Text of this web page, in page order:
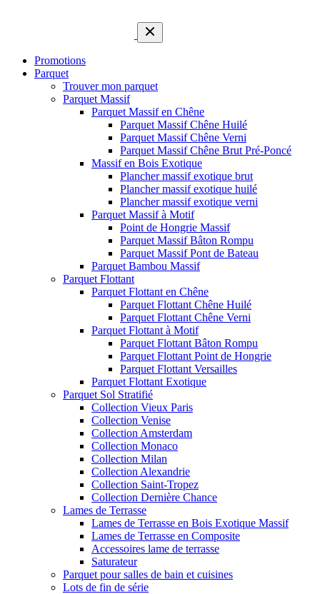
Promotions
Parquet
Trouver mon parquet
Parquet Massif
Parquet Massif en Chêne
Parquet Massif Chêne Huilé
Parquet Massif Chêne Verni
Parquet Massif Chêne Brut Pré-Poncé
Massif en Bois Exotique
Plancher massif exotique brut
Plancher massif exotique huilé
Plancher massif exotique verni
Parquet Massif à Motif
Point de Hongrie Massif
Parquet Massif Bâton Rompu
Parquet Massif Pont de Bateau
Parquet Bambou Massif
Parquet Flottant
Parquet Flottant en Chêne
Parquet Flottant Chêne Huilé
Parquet Flottant Chêne Verni
Parquet Flottant à Motif
Parquet Flottant Bâton Rompu
Parquet Flottant Point de Hongrie
Parquet Flottant Versailles
Parquet Flottant Exotique
Parquet Sol Stratifié
Collection Vieux Paris
Collection Venise
Collection Amsterdam
Collection Monaco
Collection Milan
Collection Alexandrie
Collection Saint-Tropez
Collection Dernière Chance
Lames de Terrasse
Lames de Terrasse en Bois Exotique Massif
Lames de Terrasse en Composite
Accessoires lame de terrasse
Saturateur
Parquet pour salles de bain et cuisines
Lots de fin de série